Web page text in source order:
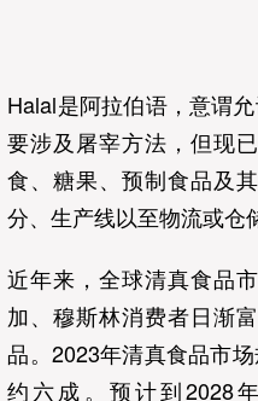
Halal是阿拉伯语，意谓
要涉及屠宰方法，但现
食、糖果、预制食品及
分、生产线以至物流或仓
近年来，全球清真食品
加、穆斯林消费者日渐
品。2023年清真食品市
约六成。预计到2028